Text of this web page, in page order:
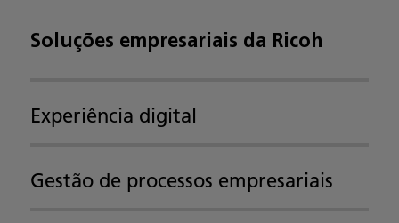
Soluções empresariais da Ricoh
Experiência digital
Gestão de processos empresariais